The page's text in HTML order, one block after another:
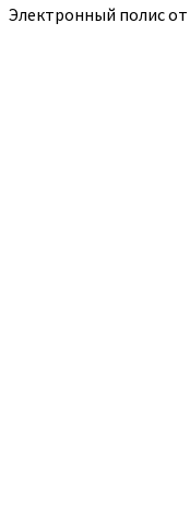
Электронный полис